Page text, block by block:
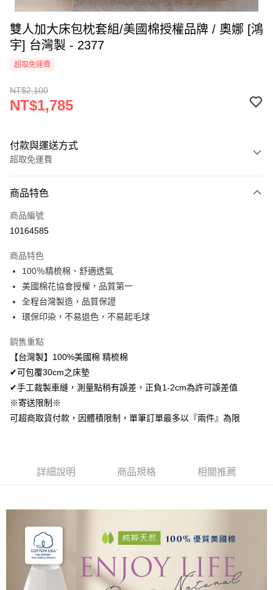
雙人加大床包枕套組/美國棉授權品牌 / 奧娜 [鴻
宇] 台灣製 - 2377
超取免運費
NT$2,100
NT$1,785
付款與運送方式
超取免運費
信用卡一次付款
超商取貨付款
Apple Pay
悠遊付
Google Pay
AFTEE先享後付
相關說明
AFTEE先享後付是「在收到商品之後才付款」的支付方式。 讓您購物簡單
便利好安心！
１．簡單：不需註冊會員、不需綁卡、不需儲值。
２．便利：只要手機號碼，簡訊認證，即可結帳。
３．安心：先確認商品／服務後，再付款。
２．訂單成立數日內，您將收到繳費通知簡訊。
後付繳納相關費用。
※ 交易是否成功請以「AFTEE先享後付 」之結帳頁面顯示為準，若有關於
是否繳費成功／繳費後需取消欲退款等相關疑問，請聯繫「AFTEE先享後付
客戶支援中心」
https://netprotections.freshdesk.com/support/home
【注意事項】
ATM付款
運送方式
全家取貨付款
付款後7-11取貨
每筆NT$60，滿NT$499(含以上)免運費
宅配
商品特色
商品編號
10164585
商品特色
100％精梳棉、舒適透氣
美國棉花協會授權，品質第一
全程台灣製造，品質保證
環保印染，不易退色，不易起毛球
銷售重點
【台灣製】100%美國棉 精梳棉
✔可包覆30cm之床墊
✔手工裁製車縫，測量點稍有誤差，正負1-2cm為許可誤差值
※寄送限制※
可超商取貨付款，因體積限制，單筆訂單最多以『兩件』為限
詳細說明 商品規格 相關推薦